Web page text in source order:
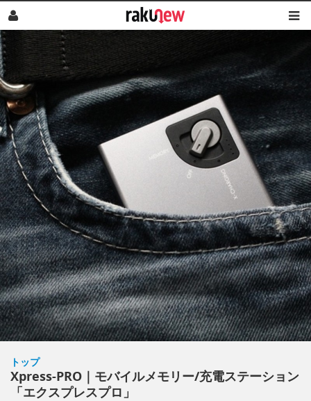
トップ
Xpress-PRO｜モバイルメモリー/充電ステーション
「エクスプレスプロ」